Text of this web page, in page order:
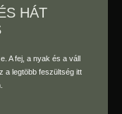
HÁT
A fej, a nyak és a váll
a legtöbb feszültség itt